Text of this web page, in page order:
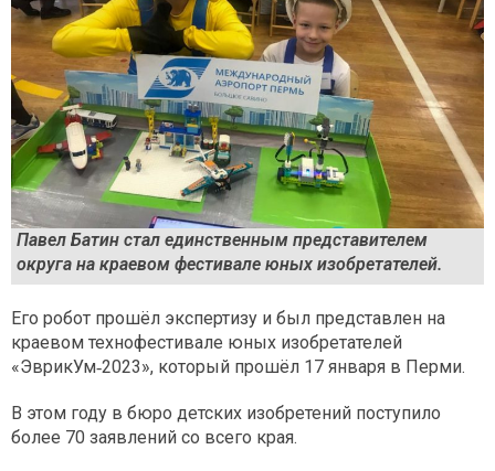
Павел Батин стал единственным представителем
округа на краевом фестивале юных изобретателей.
Его робот прошёл экспертизу и был представлен на
краевом технофестивале юных изобретателей
«ЭврикУм‑2023», который прошёл 17 января в Перми.
В этом году в бюро детских изобретений поступило
более 70 заявлений со всего края.